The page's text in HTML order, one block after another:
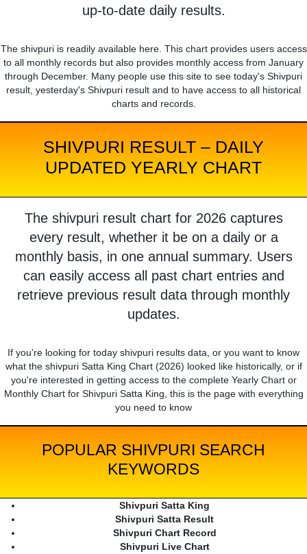
up-to-date daily results.
The shivpuri is readily available here. This chart provides users access
to all monthly records but also provides monthly access from January
through December. Many people use this site to see today's Shivpuri
result, yesterday's Shivpuri result and to have access to all historical
charts and records.
SHIVPURI RESULT – DAILY
UPDATED YEARLY CHART
The shivpuri result chart for 2026 captures
every result, whether it be on a daily or a
monthly basis, in one annual summary. Users
can easily access all past chart entries and
retrieve previous result data through monthly
updates.
If you're looking for today shivpuri results data, or you want to know
what the shivpuri Satta King Chart (2026) looked like historically, or if
you're interested in getting access to the complete Yearly Chart or
Monthly Chart for Shivpuri Satta King, this is the page with everything
you need to know
POPULAR SHIVPURI SEARCH
KEYWORDS
Shivpuri Satta King
Shivpuri Satta Result
Shivpuri Chart Record
Shivpuri Live Chart